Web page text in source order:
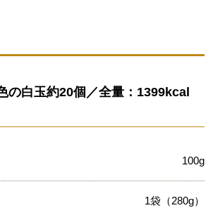
の白玉約20個／全量：1399kcal
100g
1袋（280g）